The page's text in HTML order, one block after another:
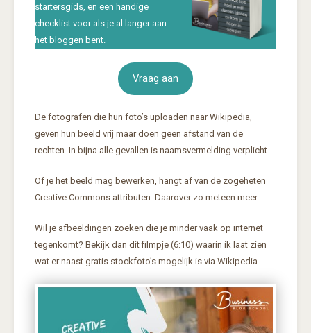
startersgids, en een handige
checklist voor als je al langer aan
het bloggen bent.
Vraag aan
De fotografen die hun foto’s uploaden naar Wikipedia,
geven hun beeld vrij maar doen geen afstand van de
rechten. In bijna alle gevallen is naamsvermelding verplicht.
Of je het beeld mag bewerken, hangt af van de zogeheten
Creative Commons attributen. Daarover zo meteen meer.
Wil je afbeeldingen zoeken die je minder vaak op internet
tegenkomt? Bekijk dan dit filmpje (6:10) waarin ik laat zien
wat er naast gratis stockfoto’s mogelijk is via Wikipedia.